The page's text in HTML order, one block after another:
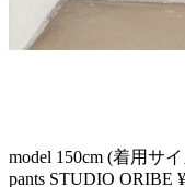
model 150cm (着用サ
pants STUDIO ORIBE